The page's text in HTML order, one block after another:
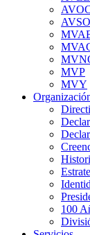
MVP
MVY
100